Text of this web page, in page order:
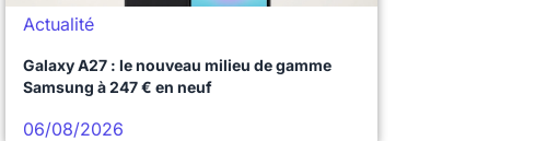
Actualité
Galaxy A27 : le nouveau milieu de gamme
Samsung à 247 € en neuf
06/08/2026